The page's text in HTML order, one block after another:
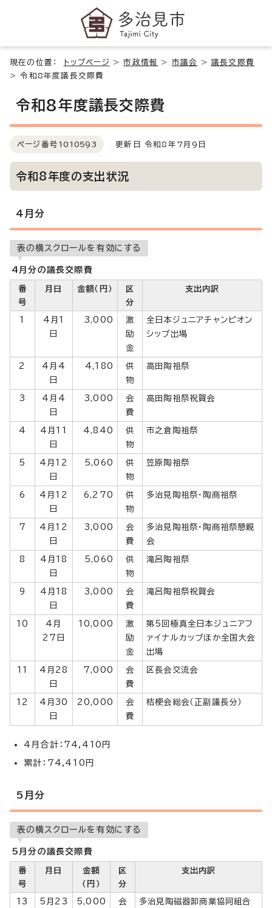
現在の位置： トップページ >市政情報 > 市議会 >議長交際費
>令和8年度議長交際費
令和8年度議長交際費
ページ番号 1010593 更新日 令和8年7月9日
令和8年度の支出状況
4月分
表の横スクロールを有効にする
4月分の議長交際費
番
号
月日 金額（円）
区
分
支出内訳
1
4月1
日
3,000
激
励
金
全日本ジュニアチャンピオン
シップ出場
2
4月4
日
4,180
供
物
高田陶祖祭
3
4月4
日
3,000
会
費
高田陶祖祭祝賀会
4
4月11
日
4,840
供
物
市之倉陶祖祭
5
4月12
日
5,060
供
物
笠原陶祖祭
6
4月12
日
6,270
供
物
多治見陶祖祭・陶商祖祭
7
4月12
日
3,000
会
費
多治見陶祖祭・陶商祖祭懇親
会
8
4月18
日
5,060
供
物
滝呂陶祖祭
9
4月18
日
3,000
会
費
滝呂陶祖祭祝賀会
10
4月
27日
10,000
激
励
金
第5回極真全日本ジュニアフ
ァイナルカップほか全国大会
出場
11
4月28
日
7,000
会
費
区長会交流会
12
4月30
日
20,000
会
費
桔梗会総会（正副議長分）
4月合計：74,410円
累計：74,410円
5月分
表の横スクロールを有効にする
5月分の議長交際費
番
号
月日
金額
（円）
区
分
支出内訳
13
5月23
5,000
会
多治見陶磁器卸商業協同組合